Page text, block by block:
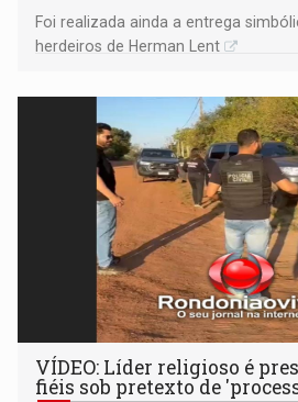
Foi realizada ainda a entrega
herdeiros de Herman Lent
VÍDEO: Líder religioso é
fiéis sob pretexto de